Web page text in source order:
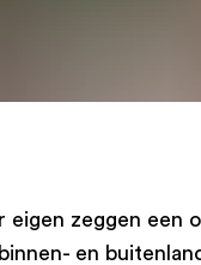
zeggen een
en